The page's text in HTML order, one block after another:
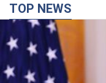
TOP NEWS